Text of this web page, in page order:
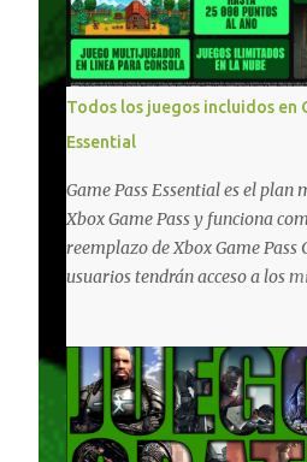
jugarlos y mantener un
compartido en Windows PC y
tenemos un listado de juegos
por acá . ¿Aún necesitas una
compras? Tenemos un tutorial
vídeo para que se quiten todas
generales de cómo hacer
Podes consultar un listado más
promociones desde xbox.com.
tener actualizaciones regulares
- México Ofertas - Estados
España Todas las ofertas de
también aplican a Xbox Series,
de los jue...
Todos los juegos incluidos en
Essential
Game Pass Essential es el plan
Xbox Game Pass y funciona
reemplazo de Xbox Game Pass
usuarios tendrán acceso a los
adicionales que fueron
recientemente. Essential
novedades una serie de
diferentes juegos free to play